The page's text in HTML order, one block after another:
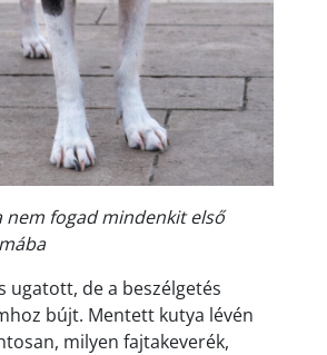
nem fogad mindenkit első
ugatott, de a beszélgetés
bújt. Mentett kutya lévén
milyen fajtakeverék,